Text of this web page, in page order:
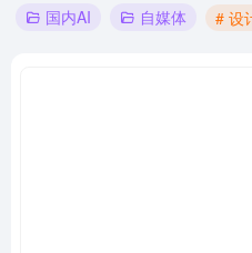
国内AI
自媒体 # 设